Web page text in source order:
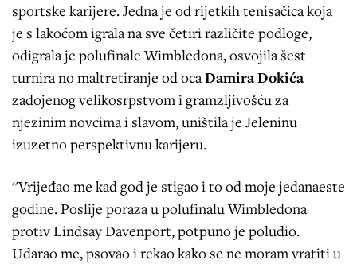
sportske karijere. Jedna je od rijetkih tenisačica koja
je s lakoćom igrala na sve četiri različite podloge,
odigrala je polufinale Wimbledona, osvojila šest
turnira no maltretiranje od ocaDamira Dokića
zadojenog velikosrpstvom i gramzljivošću za
njezinim novcima i slavom, uništila je Jeleninu
izuzetno perspektivnu karijeru.
''Vrijeđao me kad god je stigao i to od moje jedanaeste
godine. Poslije poraza u polufinalu Wimbledona
protiv Lindsay Davenport, potpuno je poludio.
Udarao me, psovao i rekao kako se ne moram vratiti u